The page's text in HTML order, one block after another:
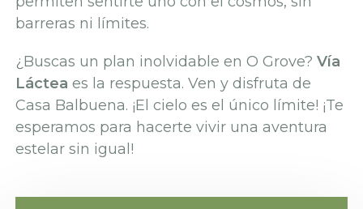
barreras ni límites.
¿Buscas un plan inolvidable en O Grove? Vía
Láctea es la respuesta. Ven y disfruta de
Casa Balbuena. ¡El cielo es el único límite! ¡Te
esperamos para hacerte vivir una aventura
estelar sin igual!